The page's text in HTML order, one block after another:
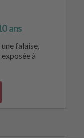
ans
falaise,
à